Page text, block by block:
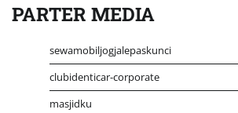
PARTER MEDIA
sewamobiljogjalepaskunci
clubidenticar-corporate
masjidku